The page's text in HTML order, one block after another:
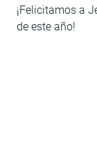
¡Felicitamos a
de este año!